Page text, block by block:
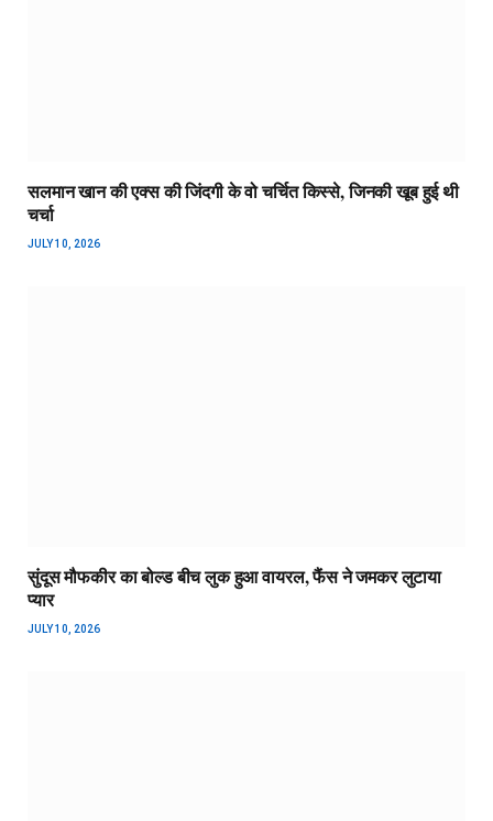
सलमान खान की एक्स की जिंदगी के वो चर्चित किस्से, जिनकी खूब हुई थी
चर्चा
JULY 10, 2026
सुंदूस मौफकीर का बोल्ड बीच लुक हुआ वायरल, फैंस ने जमकर लुटाया
प्यार
JULY 10, 2026